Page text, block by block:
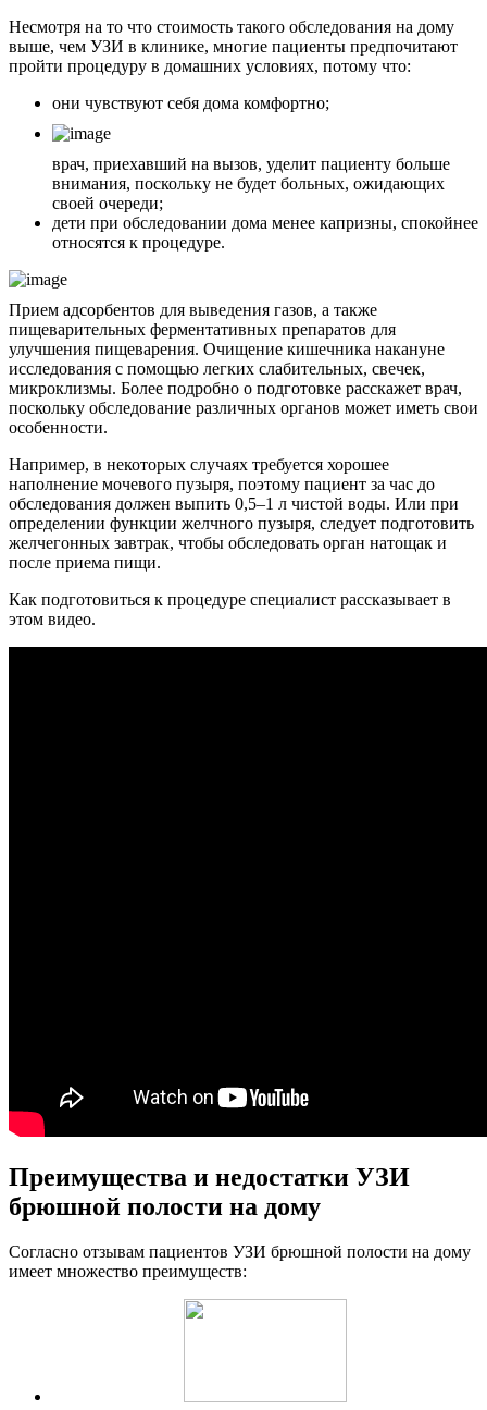
Несмотря на то что стоимость такого обследования на дому
выше, чем УЗИ в клинике, многие пациенты предпочитают
пройти процедуру в домашних условиях, потому что:
они чувствуют себя дома комфортно;
врач, приехавший на вызов, уделит пациенту больше
внимания, поскольку не будет больных, ожидающих
своей очереди;
дети при обследовании дома менее капризны, спокойнее
относятся к процедуре.
Прием адсорбентов для выведения газов, а также
пищеварительных ферментативных препаратов для
улучшения пищеварения. Очищение кишечника накануне
исследования с помощью легких слабительных, свечек,
микроклизмы. Более подробно о подготовке расскажет врач,
поскольку обследование различных органов может иметь свои
особенности.
Например, в некоторых случаях требуется хорошее
наполнение мочевого пузыря, поэтому пациент за час до
обследования должен выпить 0,5–1 л чистой воды. Или при
определении функции желчного пузыря, следует подготовить
желчегонных завтрак, чтобы обследовать орган натощак и
после приема пищи.
Как подготовиться к процедуре специалист рассказывает в
этом видео.
Преимущества и недостатки УЗИ
брюшной полости на дому
Согласно отзывам пациентов УЗИ брюшной полости на дому
имеет множество преимуществ: